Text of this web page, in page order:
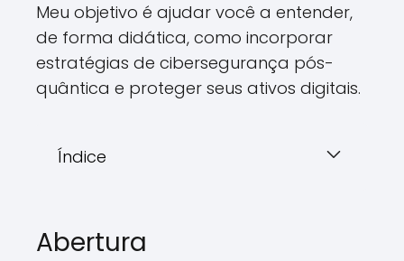
Meu objetivo é ajudar você a entender,
de forma didática, como incorporar
estratégias de cibersegurança pós-
quântica e proteger seus ativos digitais.
Índice
Abertura